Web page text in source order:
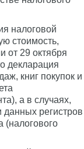
налоговой
стоимость,
от 29 октября
декларация
книг покупок и
а в случаях,
регистров
(налогового